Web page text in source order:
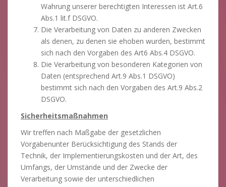
Wahrung unserer berechtigten Interessen ist Art.6
Abs.1 lit.f DSGVO.
Die Verarbeitung von Daten zu anderen Zwecken
als denen, zu denen sie ehoben wurden, bestimmt
sich nach den Vorgaben des Art6 Abs.4 DSGVO.
Die Verarbeitung von besonderen Kategorien von
Daten (entsprechend Art.9 Abs.1 DSGVO)
bestimmt sich nach den Vorgaben des Art.9 Abs.2
DSGVO.
Sicherheitsmaßnahmen
Wir treffen nach Maßgabe der gesetzlichen
Vorgabenunter Berücksichtigung des Stands der
Technik, der Implementierungskosten und der Art, des
Umfangs, der Umstände und der Zwecke der
Verarbeitung sowie der unterschiedlichen